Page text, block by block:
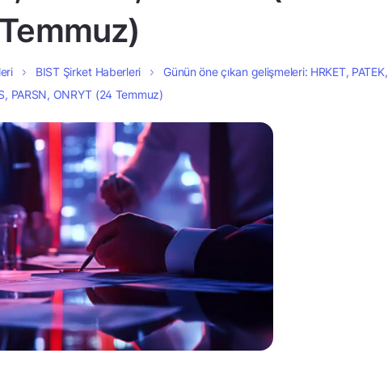
Temmuz)
BIST Şirket Haberleri
Günün öne çıkan gelişmeleri: HRKET, PATEK,
PARSN, ONRYT (24 Temmuz)